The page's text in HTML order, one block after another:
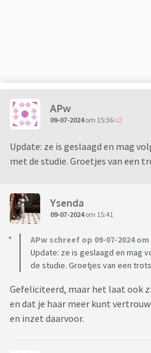
Ze mag haar eigen ding doen,
die ik toon, kan ze niet verdragen
ongewenst gemoei.
Ze krijgt een mooie kans en de
maar ik zie alleen maar
Het drijft ons uit elkaar.
APw
09-07-2024om 15:36
Update: ze is geslaagd en mag
met de studie. Groetjes van een
Ysenda
09-07-2024om 15:41
APw schreef op 09-07-2024 om
Update: ze is geslaagd en mag
de studie. Groetjes van een
Gefeliciteerd, maar het laat ook
en dat je haar meer kunt
en inzet daarvoor.